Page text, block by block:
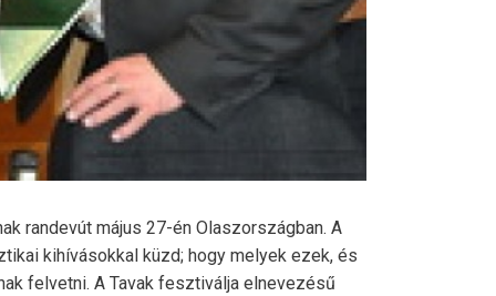
randevút május 27-én Olaszországban. A
kihívásokkal küzd; hogy melyek ezek, és
felvetni. A Tavak fesztiválja elnevezésű